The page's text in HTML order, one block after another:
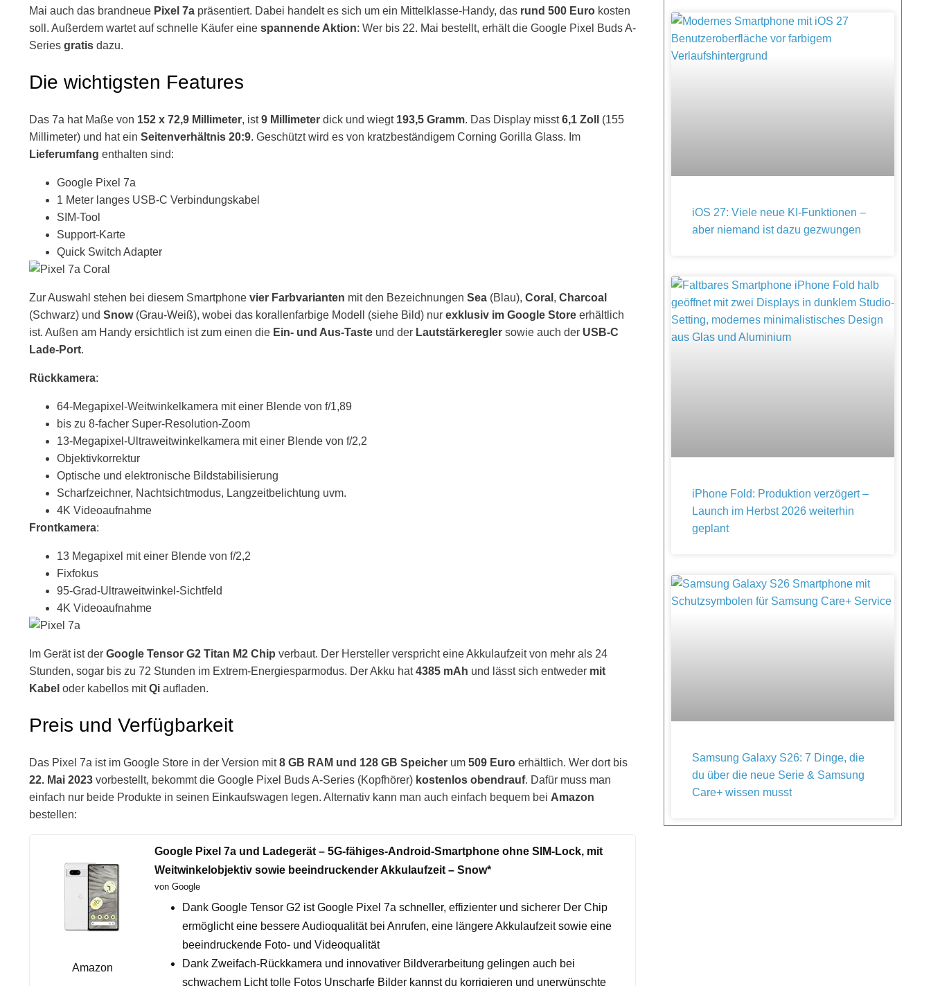
Mai auch das brandneue Pixel 7a präsentiert. Dabei handelt es sich um ein Mittelklasse-Handy, das rund 500 Euro kosten
soll. Außerdem wartet auf schnelle Käufer eine spannende Aktion: Wer bis 22. Mai bestellt, erhält die Google Pixel Buds A-
Series gratis dazu.
Die wichtigsten Features
Das 7a hat Maße von 152 x 72,9 Millimeter, ist9 Millimeter dick und wiegt 193,5 Gramm. Das Display misst6,1 Zoll
(155
Millimeter) und hat ein Seitenverhältnis 20:9. Geschützt wird es von kratzbeständigem Corning Gorilla Glass. Im
Lieferumfang enthalten sind:
Google Pixel 7a
1 Meter langes USB-C Verbindungskabel
SIM-Tool
Support-Karte
Quick Switch Adapter
Zur Auswahl stehen bei diesem Smartphone vier Farbvarianten mit den Bezeichnungen Sea (Blau), Coral , Charcoal
(Schwarz) und Snow(Grau-Weiß), wobei das korallenfarbige Modell (siehe Bild) nur exklusiv im Google Store erhältlich
ist. Außen am Handy ersichtlich ist zum einen die Ein- und Aus-Taste und der Lautstärkeregler sowie auch der USB-C
Lade-Port.
Rückkamera:
64-Megapixel-Weitwinkelkamera mit einer Blende von f/1,89
bis zu 8-facher Super-Resolution-Zoom
13-Megapixel-Ultraweitwinkelkamera mit einer Blende von f/2,2
Objektivkorrektur
Optische und elektronische Bildstabilisierung
Scharfzeichner, Nachtsichtmodus, Langzeitbelichtung uvm.
4K Videoaufnahme
Frontkamera:
13 Megapixel mit einer Blende von f/2,2
Fixfokus
95-Grad-Ultraweitwinkel-Sichtfeld
4K Videoaufnahme
Im Gerät ist der Google Tensor G2 Titan M2 Chip verbaut. Der Hersteller verspricht eine Akkulaufzeit von mehr als 24
Stunden, sogar bis zu 72 Stunden im Extrem-Energiesparmodus. Der Akku hat4385 mAh und lässt sich entweder mit
Kabel oder kabellos mitQi aufladen.
Preis und Verfügbarkeit
Das Pixel 7a ist im Google Store in der Version mit8 GB RAM und 128 GB Speicher um 509 Euro erhältlich. Wer dort bis
22. Mai 2023 vorbestellt, bekommt die Google Pixel Buds A-Series (Kopfhörer) kostenlos obendrauf. Dafür muss man
einfach nur beide Produkte in seinen Einkaufswagen legen. Alternativ kann man auch einfach bequem bei Amazon
bestellen:
Amazon
Google Pixel 7a und Ladegerät – 5G-fähiges-Android-Smartphone ohne SIM-Lock, mit
Weitwinkelobjektiv sowie beeindruckender Akkulaufzeit – Snow*
von Google
Dank Google Tensor G2 ist Google Pixel 7a schneller, effizienter und sicherer Der Chip
ermöglicht eine bessere Audioqualität bei Anrufen, eine längere Akkulaufzeit sowie eine
beeindruckende Foto- und Videoqualität
Dank Zweifach-Rückkamera und innovativer Bildverarbeitung gelingen auch bei
schwachem Licht tolle Fotos Unscharfe Bilder kannst du korrigieren und unerwünschte
iOS 27: Viele neue KI-Funktionen –
aber niemand ist dazu gezwungen
iPhone Fold: Produktion verzögert –
Launch im Herbst 2026 weiterhin
geplant
Samsung Galaxy S26: 7 Dinge, die
du über die neue Serie & Samsung
Care+ wissen musst